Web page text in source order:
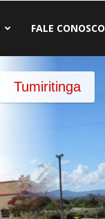
FALE CONOSCO
Tumiritinga